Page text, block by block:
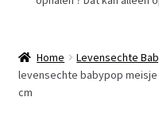
Afrekenen
Gastenboek
Home Levensechte
levensechte babypop
cm